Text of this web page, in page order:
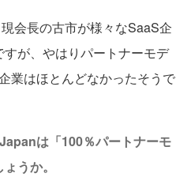
会長の古市が様々なSaaS企
が、やはりパートナーモデ
業はほとんどなかったそうで
は「100％パートナーモ
うか。